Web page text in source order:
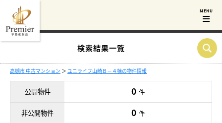
検索結果一覧
高槻市 中古マンション ＞ ユニライフ山崎Ｂ－４棟の物件情報
公開物件 0 件
非公開物件 0 件